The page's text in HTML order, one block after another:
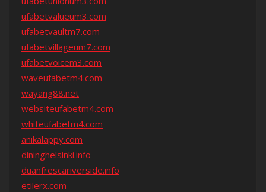
ufabetvalueum3.com
ufabetvaultm7.com
ufabetvillageum7.com
ufabetvoicem3.com
waveufabetm4.com
wayang88.net
websiteufabetm4.com
whiteufabetm4.com
anikalappy.com
dininghelsinki.info
duanfrescariverside.info
etilerx.com